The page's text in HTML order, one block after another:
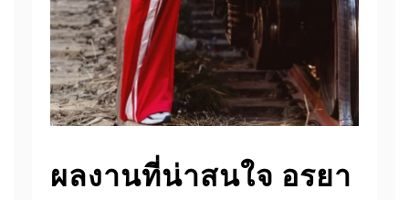
ผลงานที่น่าสนใจ อรยา